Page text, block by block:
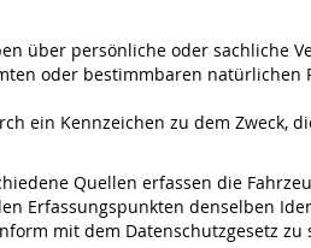
über persönliche oder sachliche
oder bestimmbaren natürlichen
ein Kennzeichen zu dem Zweck,
Quellen erfassen die
Erfassungspunkten denselben
mit dem Datenschutzgesetz zu